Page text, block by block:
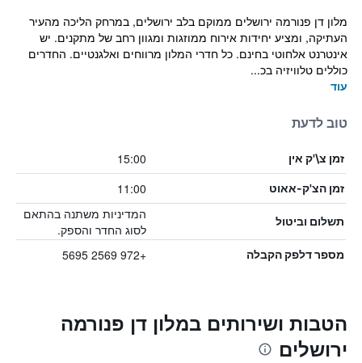
מלון דן פנורמה ירושלים ממוקם בלב ירושלים, במרחק הליכה מהעיר
העתיקה, ומציע יחידות אירוח ממוזגות ומגוון רחב של מתקנים. יש
אינטרנט אלחוטי בחינם. כל חדרי המלון מרווחים ואלגנטיים. החדרים
כוללים טלוויזיה בכ...
עוד
טוב לדעת
זמן צ\'ק אין 15:00
זמן הצ'ק-אאוט 11:00
תשלום וביטול
המדיניות משתנה בהתאם
לסוג החדר והספק.
מספר דלפק הקבלה +972 2569 5695
הטבות ושירותים במלון דן פנורמה
ירושלים